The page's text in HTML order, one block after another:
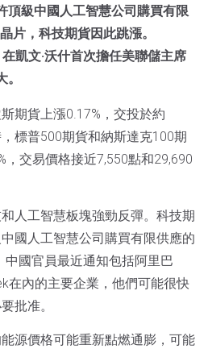
頂級中國人工智慧公司購買有限
片，科技期貨因此跳漲。
凱文·沃什首次擔任美聯儲主席
期貨上漲0.17%，交投於約
標普500期貨和納斯達克100期
，交易價格接近7,550點和29,690
人工智慧板塊強勁反彈。科技期
國人工智慧公司購買有限供應的
國官員最近通知包括阿里巴
在內的主要企業，他們可能很快
批准。
源價格可能重新點燃通膨，可能